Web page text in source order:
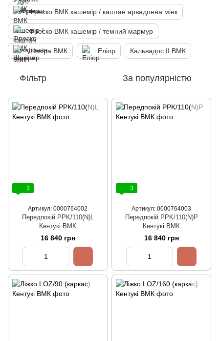
Фреско ВМК кашемір / каштан арвадонна мінк
Фреско ВМК кашемір / темний мармур
Шакіра ВМК Еліор Кальвадос ІІ ВМК
Фільтр За популярністю
3
Артикул: 0000764002
Передпокій PPK/110(N)L
Кентукі ВМК
16 840 грн
3
Артикул: 0000764003
Передпокій PPK/110(N)P
Кентукі ВМК
16 840 грн